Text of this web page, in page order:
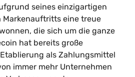
seines einzigartigen
eine treue
die sich um die ganze
hat bereits große
als Zahlungsmittel
immer mehr Unternehmen